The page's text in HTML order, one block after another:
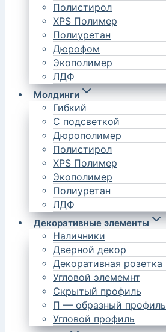
Полистирол
XPS Полимер
Полиуретан
Дюрофом
Экополимер
ЛДФ
Молдинги
Гибкий
С подсветкой
Дюрополимер
Полистирол
XPS Полимер
Экополимер
Полиуретан
ЛДФ
Декоративные элементы
Наличники
Дверной декор
Декоративная розетка
Угловой элемемнт
Скрытый профиль
П — образный профиль
Угловой профиль